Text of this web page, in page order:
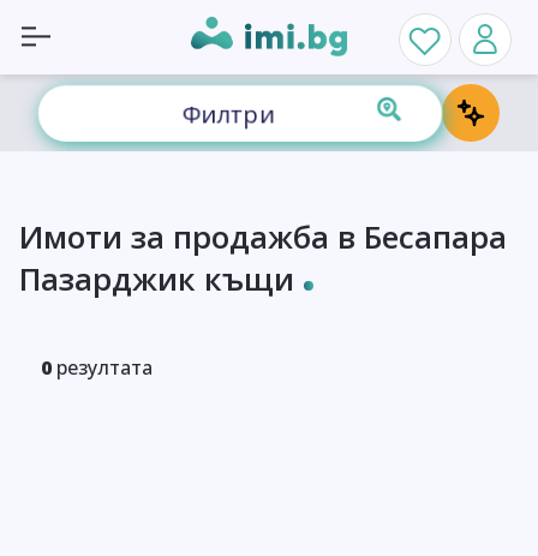
Филтри
Имоти за продажба в Бесапара
Пазарджик къщи
0 резултата